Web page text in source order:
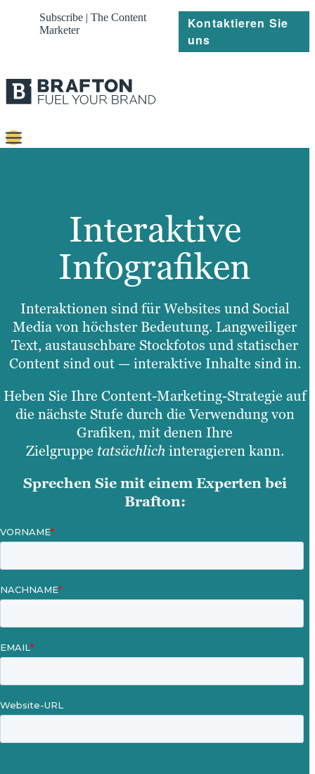
Subscribe | The Content
Marketer
Kontaktieren Sie
uns
Platforms
Referenzen
Über
Ressourcen
Interaktive
Infografiken
Interaktionen sind für Websites und Social
Media von höchster Bedeutung. Langweiliger
Text, austauschbare Stockfotos und statischer
Content sind out — interaktive Inhalte sind in.
Heben Sie Ihre Content-Marketing-Strategie auf
die nächste Stufe durch die Verwendung von
Grafiken, mit denen Ihre
Zielgruppe tatsächlichinteragieren kann.
Sprechen Sie mit einem Experten bei
Brafton: